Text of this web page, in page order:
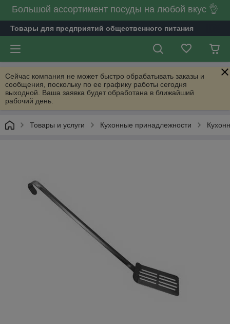
Большой ассортимент посуды на любой вкус 👌
Товары для предприятий общественного питания
Сейчас компания не может быстро обрабатывать заказы и
сообщения, поскольку по ее графику работы сегодня
выходной. Ваша заявка будет обработана в ближайший
рабочий день.
Товары и услуги Кухонные принадлежности